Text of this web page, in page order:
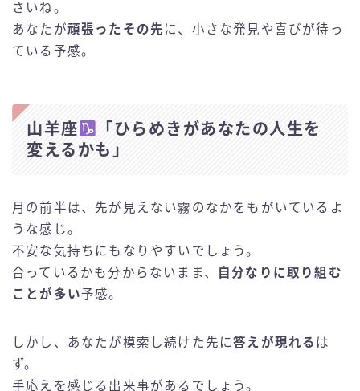
さいね。
あなたが頑張ったその先 に、小さな発見や喜びが待っ
ている予感。
山羊座
「ひらめきがあなたの人生を
変えるかも」
月の前半は、先が見えない霧のなかをもがいているよ
うな感じ。
不安な気持ちにもなりやすいでしょう。
合っているかも分からないまま、
自分なりに取り組む
ことが多い予感。
しかし、あなたが模索し続けた先に答えが現れる は
ず。
手応えを感じる出来事があるでしょう。